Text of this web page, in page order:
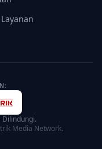
Dilindungi.
Media Network.